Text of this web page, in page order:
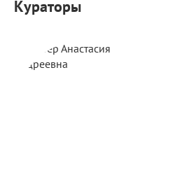
Кураторы